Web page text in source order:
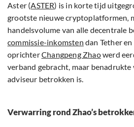
Aster (ASTER) is in korte tijd
grootste nieuwe cryptoplatformen,
handelsvolume van alle decentrale
commissie-inkomsten dan Tether
oprichterChangpeng Zhaowerd
verband gebracht, maar benadrukte
adviseur betrokken is.
Verwarring rond Zhao’s